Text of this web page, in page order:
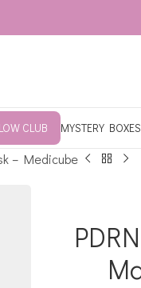
CLUB MYSTERY BOXES
– Medicube